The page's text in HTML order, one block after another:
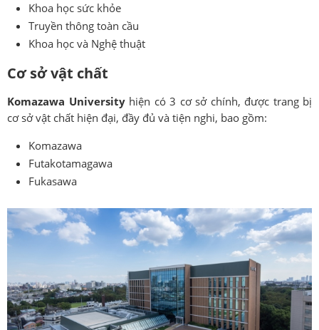
Khoa học sức khỏe
Truyền thông toàn cầu
Khoa học và Nghệ thuật
Cơ sở vật chất
Komazawa Universityhiện có 3 cơ sở chính, được trang bị
cơ sở vật chất hiện đại, đầy đủ và tiện nghi, bao gồm:
Komazawa
Futakotamagawa
Fukasawa